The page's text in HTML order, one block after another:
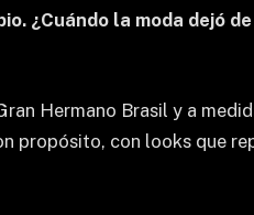
¿Cuándo la moda dejó
Hermano Brasil y a
propósito, con looks que